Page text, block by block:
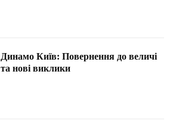
Динамо Київ: Повернення до величі
та нові виклики